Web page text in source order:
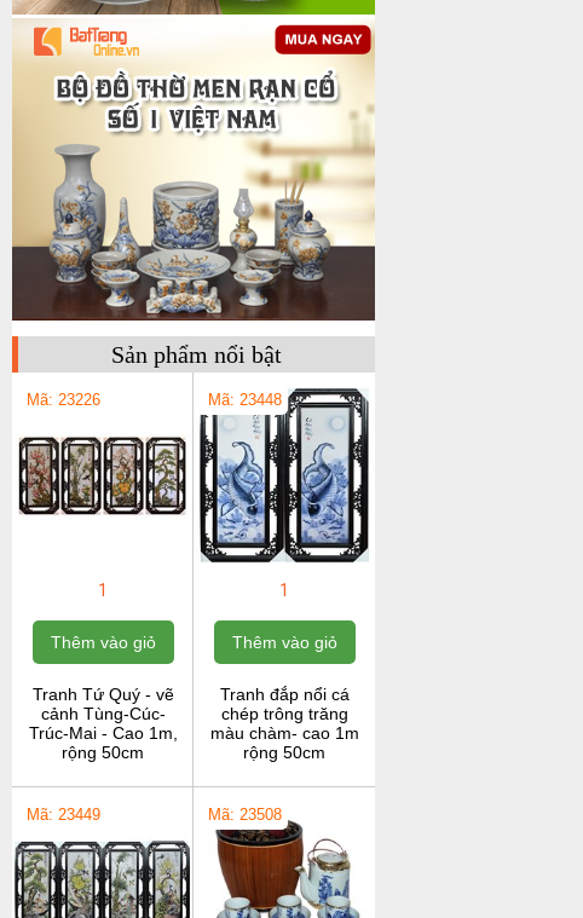
Sản phẩm nổi bật
Mã: 23226
1
Thêm vào giỏ
Tranh Tứ Quý - vẽ
cảnh Tùng-Cúc-
Trúc-Mai - Cao 1m,
rộng 50cm
Mã: 23448
1
Thêm vào giỏ
Tranh đắp nổi cá
chép trông trăng
màu chàm- cao 1m
rộng 50cm
Mã: 23449 Mã: 23508